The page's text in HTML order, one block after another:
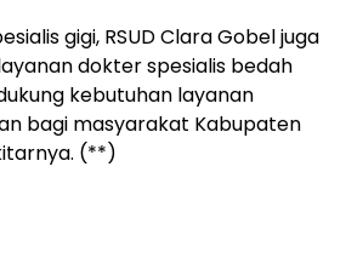
gigi, RSUD Clara Gobel juga
dokter spesialis bedah
kebutuhan layanan
bagi masyarakat Kabupaten
(**)